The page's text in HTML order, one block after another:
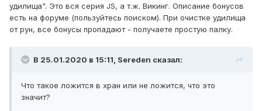
удилища". Это вся серия JS, а т.ж. Викинг. Описание бонусов
есть на форуме (пользуйтесь поиском). При очистке удилища
от рун, все бонусы пропадают - получаете простую палку.
В 25.01.2020 в 15:11, Sereden сказал:
Что такое ложится в хран или не ложится, что это
значит?